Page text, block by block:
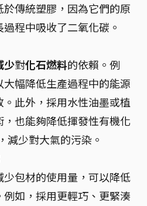
傳統塑膠，因為它們的原
程中吸收了二氧化碳。
少對化石燃料的依賴。例
幅降低生產過程中的能源
此外，採用水性油墨或植
也能夠降低揮發性有機化
減少對大氣的污染。
少包材的使用量，可以降低
如，採用更輕巧、更緊湊